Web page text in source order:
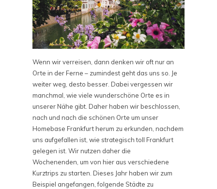
Wenn wir verreisen, dann denken wir oft nur an
Orte in der Ferne – zumindest geht das uns so. Je
weiter weg, desto besser. Dabei vergessen wir
manchmal, wie viele wunderschöne Orte es in
unserer Nähe gibt. Daher haben wir beschlossen,
nach und nach die schönen Orte um unser
Homebase Frankfurt herum zu erkunden, nachdem
uns aufgefallen ist, wie strategisch toll Frankfurt
gelegen ist. Wir nutzen daher die
Wochenenden, um von hier aus verschiedene
Kurztrips zu starten. Dieses Jahr haben wir zum
Beispiel angefangen, folgende Städte zu